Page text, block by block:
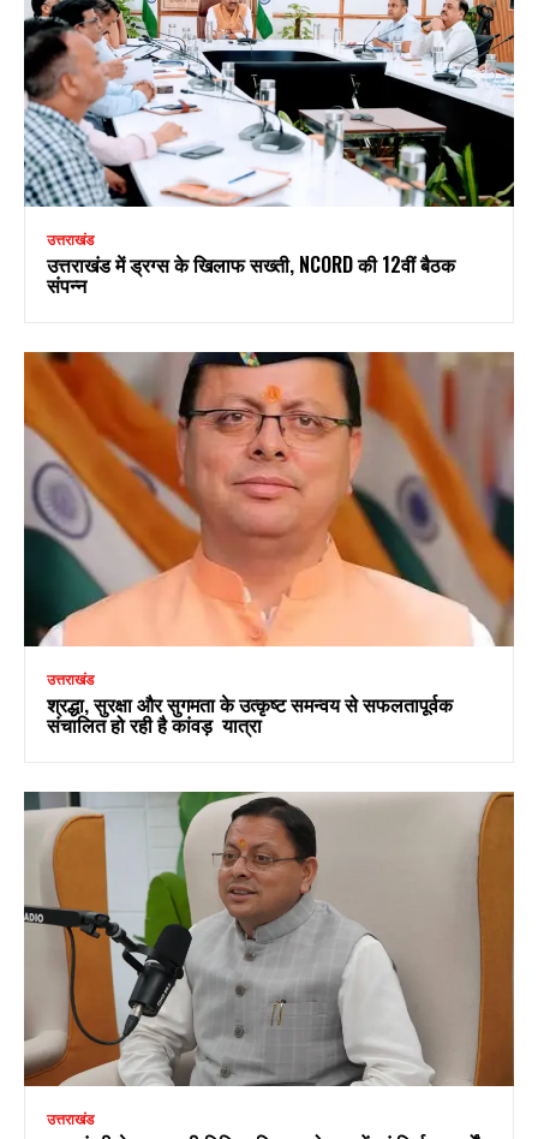
उत्तराखंड
उत्तराखंड में ड्रग्स के खिलाफ सख्ती, NCORD की 12वीं बैठक
संपन्न
उत्तराखंड
श्रद्धा, सुरक्षा और सुगमता के उत्कृष्ट समन्वय से सफलतापूर्वक
संचालित हो रही है कांवड़ यात्रा
उत्तराखंड